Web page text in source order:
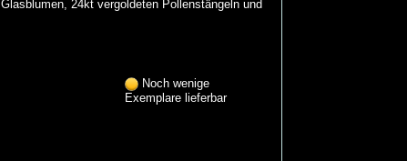
24kt vergoldeten Pollenstängeln und
Noch wenige
Exemplare lieferbar